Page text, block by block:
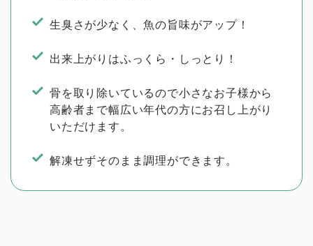
生臭さが少なく、魚の旨味がアップ！
出来上がりはふっくら・しっとり！
骨を取り除いているので小さなお子様から
高齢者まで幅広い年代の方にお召し上がり
いただけます。
解凍せずそのまま調理ができます。